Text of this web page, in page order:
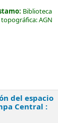
Biblioteca
topográfica:AGN
del espacio
Central :